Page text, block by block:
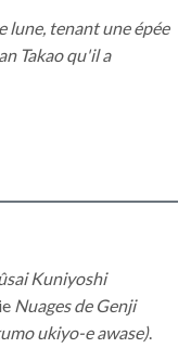
lune, tenant une épée
Takao qu'il a
Kuniyoshi
Nuages de Genji
ukiyo-e awase).